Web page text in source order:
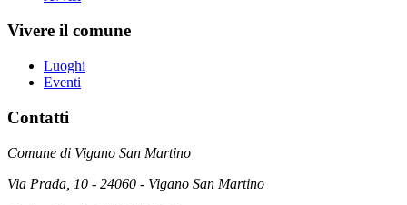
Vivere il comune
Luoghi
Eventi
Contatti
Comune di Vigano San Martino
Via Prada, 10 - 24060 - Vigano San Martino